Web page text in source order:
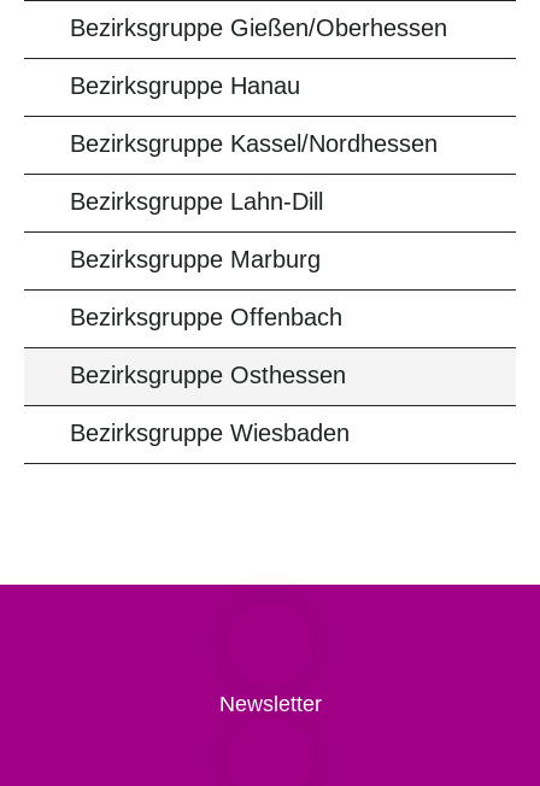
Bezirksgruppe Gießen/Oberhessen
Bezirksgruppe Hanau
Bezirksgruppe Kassel/Nordhessen
Bezirksgruppe Lahn-Dill
Bezirksgruppe Marburg
Bezirksgruppe Offenbach
Bezirksgruppe Osthessen
Bezirksgruppe Wiesbaden
Newsletter